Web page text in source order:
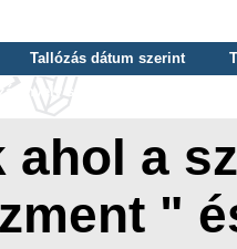
Tallózás dátum szerint
nyelv szerint
ahol a
"